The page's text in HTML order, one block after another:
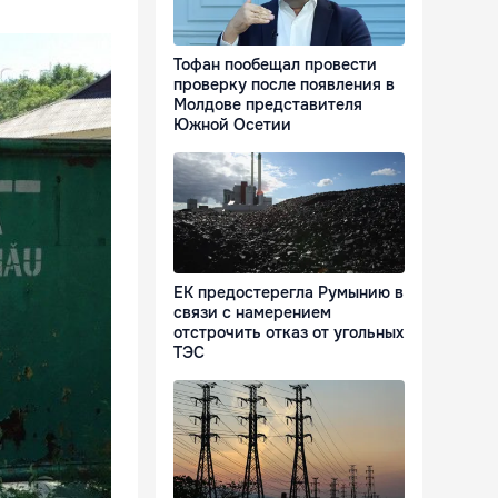
Тофан пообещал провести
проверку после появления в
Молдове представителя
Южной Осетии
ЕК предостерегла Румынию в
связи с намерением
отстрочить отказ от угольных
ТЭС